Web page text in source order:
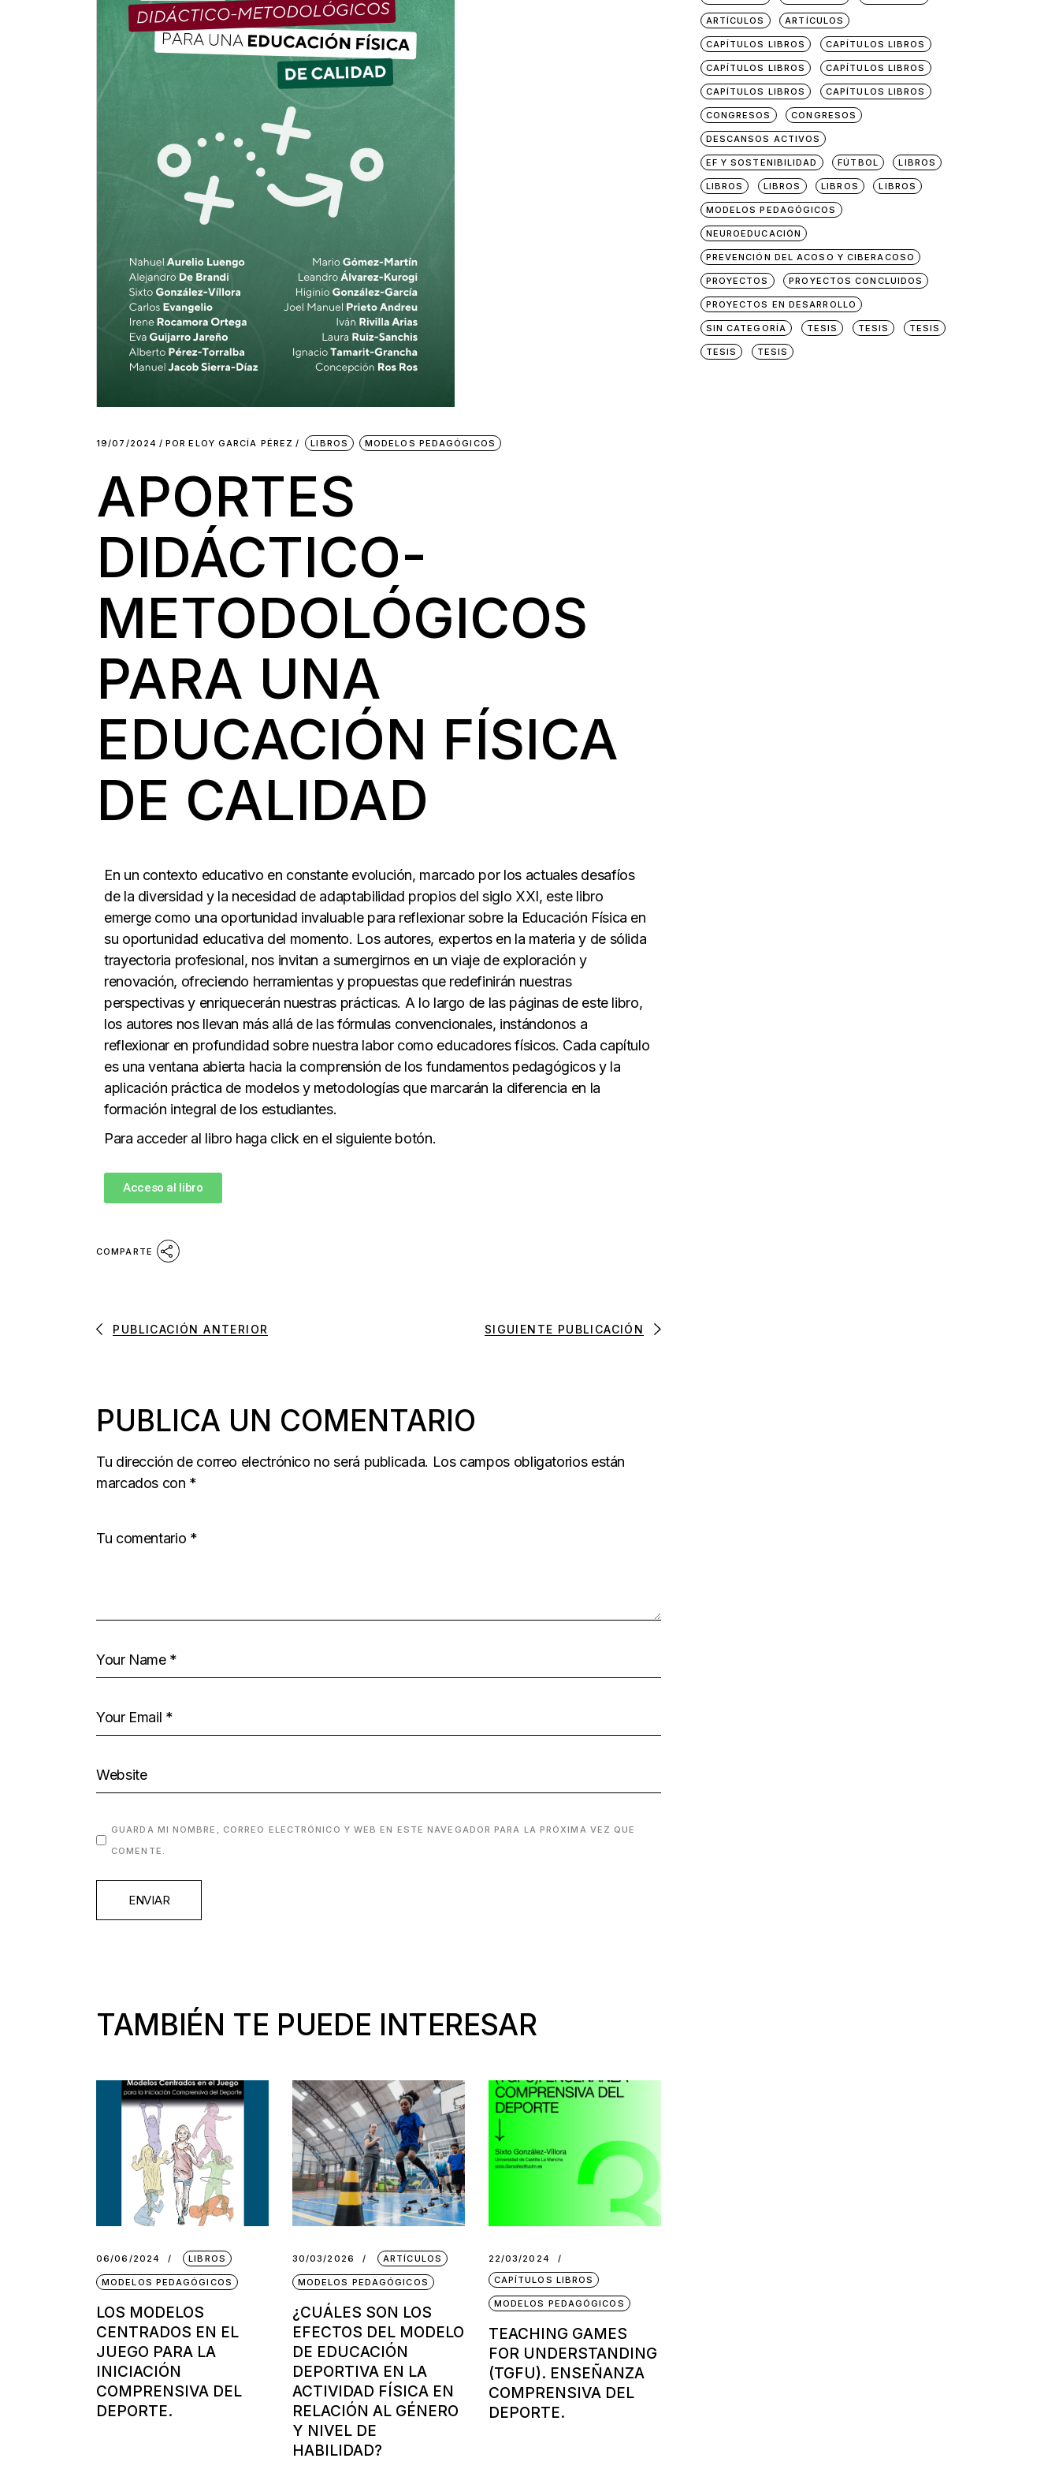
19/07/2024 POR ELOY GARCÍA PÉREZ LIBROS MODELOS PEDAGÓGICOS
APORTES
DIDÁCTICO-
METODOLÓGICOS
PARA UNA
EDUCACIÓN FÍSICA
DE CALIDAD
En un contexto educativo en constante evolución, marcado por los actuales desafíos
de la diversidad y la necesidad de adaptabilidad propios del siglo XXI, este libro
emerge como una oportunidad invaluable para reflexionar sobre la Educación Física en
su oportunidad educativa del momento. Los autores, expertos en la materia y de sólida
trayectoria profesional, nos invitan a sumergirnos en un viaje de exploración y
renovación, ofreciendo herramientas y propuestas que redefinirán nuestras
perspectivas y enriquecerán nuestras prácticas. A lo largo de las páginas de este libro,
los autores nos llevan más allá de las fórmulas convencionales, instándonos a
reflexionar en profundidad sobre nuestra labor como educadores físicos. Cada capítulo
es una ventana abierta hacia la comprensión de los fundamentos pedagógicos y la
aplicación práctica de modelos y metodologías que marcarán la diferencia en la
formación integral de los estudiantes.
Para acceder al libro haga click en el siguiente botón.
Acceso al libro
COMPARTE
PUBLICACIÓN ANTERIOR SIGUIENTE PUBLICACIÓN
PUBLICA UN COMENTARIO
Tu dirección de correo electrónico no será publicada. Los campos obligatorios están
marcados con *
GUARDA MI NOMBRE, CORREO ELECTRÓNICO Y WEB EN ESTE NAVEGADOR PARA LA PRÓXIMA VEZ QUE
COMENTE.
ENVIAR
TAMBIÉN TE PUEDE INTERESAR
06/06/2024 LIBROS
MODELOS PEDAGÓGICOS
LOS MODELOS
CENTRADOS EN EL
JUEGO PARA LA
INICIACIÓN
COMPRENSIVA DEL
DEPORTE.
30/03/2026 ARTÍCULOS
MODELOS PEDAGÓGICOS
¿CUÁLES SON LOS
EFECTOS DEL MODELO
DE EDUCACIÓN
DEPORTIVA EN LA
ACTIVIDAD FÍSICA EN
RELACIÓN AL GÉNERO
Y NIVEL DE
HABILIDAD?
22/03/2024
CAPÍTULOS LIBROS
MODELOS PEDAGÓGICOS
TEACHING GAMES
FOR UNDERSTANDING
(TGFU). ENSEÑANZA
COMPRENSIVA DEL
DEPORTE.
ARTÍCULOS ARTÍCULOS
CAPÍTULOS LIBROS CAPÍTULOS LIBROS
CAPÍTULOS LIBROS CAPÍTULOS LIBROS
CAPÍTULOS LIBROS CAPÍTULOS LIBROS
CONGRESOS CONGRESOS
DESCANSOS ACTIVOS
EF Y SOSTENIBILIDAD FÚTBOL LIBROS
LIBROS LIBROS LIBROS LIBROS
MODELOS PEDAGÓGICOS
NEUROEDUCACIÓN
PREVENCIÓN DEL ACOSO Y CIBERACOSO
PROYECTOS PROYECTOS CONCLUIDOS
PROYECTOS EN DESARROLLO
SIN CATEGORÍA TESIS TESIS TESIS
TESIS TESIS